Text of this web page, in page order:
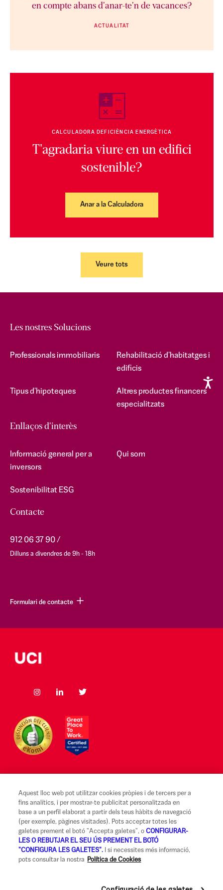
en compte abans d'anar-te'n de vacances?
ACTUALITAT
CALCULADORA DEFICIÈNCIA ENERGÈTICA
T'agradaria viure en un edifici
sostenible?
Anar a la Calculadora
Veure tots
Les nostres Solucions
Professionals immobiliaris
Rehabilitació d'habitatges i
edificis
Tipus d'hipoteques
Altres productes financers
especialitzats
Enllaços d'interès
Informació general per a
inversors
Qui som
Sostenibilitat ESG
Contacte
912 06 37 90
Dilluns a divendres de 9h - 18h
Formulari de contacte
Avís legal i Condicions d'ús
Canal Alerta Ètica
Reclamacions
Codi de Bones Pràctiques
Aquest lloc web pot utilitzar cookies pròpies i de tercers per a
fins analítics, i per mostrar-te publicitat personalitzada en
base a un perfil elaborat a partir dels teus hàbits de navegació
(per exemple, pàgines visitades). Pots acceptar totes les
galetes prement el botó "Accepta galetes", oCONFIGURAR-
LES O REBUTJAR EL SEU ÚS PREMENT EL BOTÓ
"CONFIGURA LES GALETES". I si necessites més informació,
pots consultar la nostra
Política de Cookies